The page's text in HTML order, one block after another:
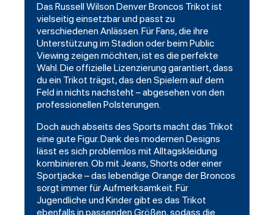
Das Russell Wilson Denver Broncos Trikot ist
vielseitig einsetzbar und passt zu
verschiedenen Anlässen. Für Fans, die ihre
Unterstützung im Stadion oder beim Public
Viewing zeigen möchten, ist es die perfekte
Wahl. Die offizielle Lizenzierung garantiert, dass
du ein Trikot trägst, das den Spielern auf dem
Feld in nichts nachsteht – abgesehen von den
professionellen Polsterungen.
Doch auch abseits des Sports macht das Trikot
eine gute Figur. Dank des modernen Designs
lässt es sich problemlos mit Alltagskleidung
kombinieren. Ob mit Jeans, Shorts oder einer
Sportjacke – das lebendige Orange der Broncos
sorgt immer für Aufmerksamkeit. Für
Jugendliche und Kinder gibt es das Trikot
ebenfalls in passenden Größen, sodass die